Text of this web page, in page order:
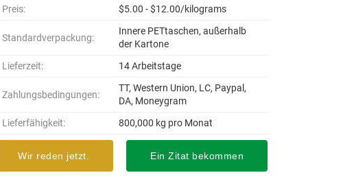
Preis:
$5.00 - $12.00/kilograms
Standardverpackung:
Innere PETtaschen, außerhalb
der Kartone
Lieferzeit:
14 Arbeitstage
Zahlungsbedingungen:
TT, Western Union, LC, Paypal,
DA, Moneygram
Lieferfähigkeit:
800,000 kg pro Monat
Wir reden jetzt. Ein Zitat bekommen